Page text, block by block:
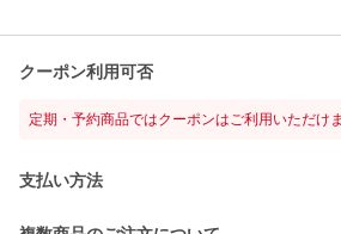
クーポン利用可否
定期・予約商品ではクーポンはご利用いただけ
支払い方法